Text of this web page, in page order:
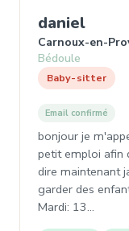
daniel,
Carnoux-en-
Bédoule
Baby-sitter
Email confirmé
bonjour je
petit emploi afin
dire maintenant
garder des
Mardi: 13…